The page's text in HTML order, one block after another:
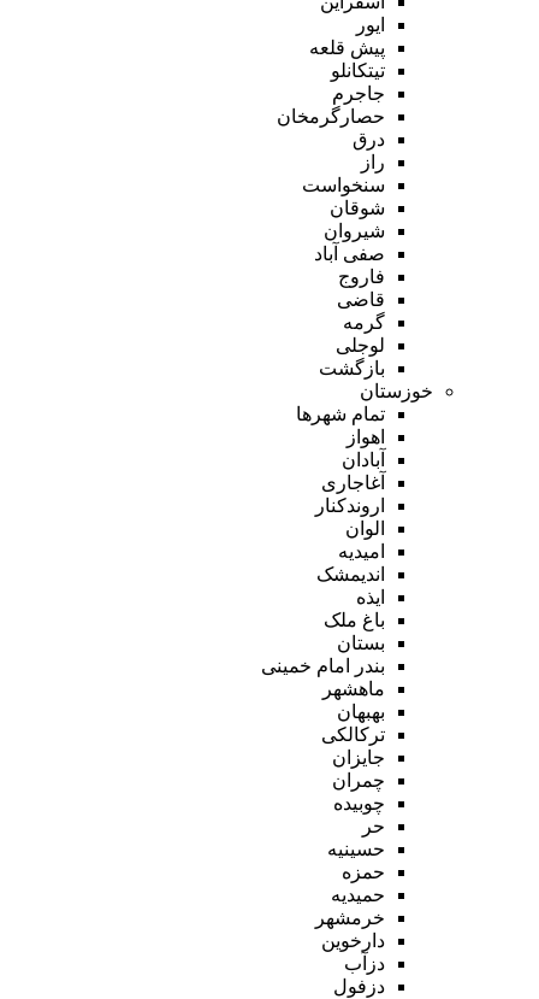
ایور
پیش قلعه
تیتکانلو
جاجرم
حصارگرمخان
درق
راز
سنخواست
شوقان
شیروان
صفی آباد
فاروج
قاضی
گرمه
لوجلی
بازگشت
خوزستان
تمام شهر‌ها
اهواز
آبادان
آغاجاری
اروندکنار
الوان
امیدیه
اندیمشک
ایذه
باغ ملک
بستان
بندر امام خمینی
ماهشهر
بهبهان
ترکالکی
جایزان
چمران
چوبیده
حر
حسینیه
حمزه
حمیدیه
خرمشهر
دارخوین
دزآب
دزفول